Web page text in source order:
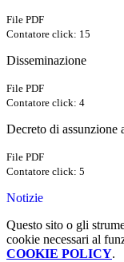
File PDF
Contatore click: 15
Disseminazione
File PDF
Contatore click: 4
Decreto di assunzione
File PDF
Contatore click: 5
Notizie
Questo sito o gli
cookie necessari al
COOKIE POLICY.